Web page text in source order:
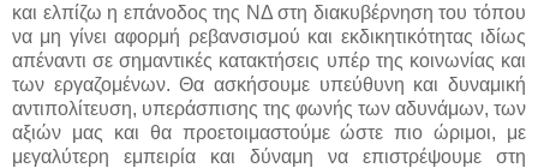
και ελπίζω η επάνοδος της ΝΔ στη διακυβέρνηση του τόπου
να μη γίνει αφορμή ρεβανσισμού και εκδικητικότητας ιδίως
απέναντι σε σημαντικές κατακτήσεις υπέρ της κοινωνίας και
των εργαζομένων. Θα ασκήσουμε υπεύθυνη και δυναμική
αντιπολίτευση, υπεράσπισης της φωνής των αδυνάμων, των
αξιών μας και θα προετοιμαστούμε ώστε πιο ώριμοι, με
μεγαλύτερη εμπειρία και δύναμη να επιστρέψουμε στη